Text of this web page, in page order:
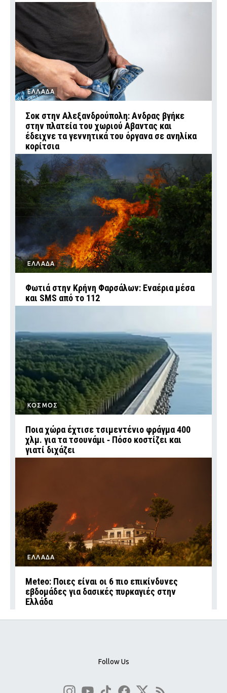
ΕΛΛΑΔΑ
Σοκ στην Αλεξανδρούπολη: Ανδρας βγήκε
στην πλατεία του χωριού Αβαντας και
έδειχνε τα γεννητικά του όργανα σε ανηλίκα
κορίτσια
ΕΛΛΑΔΑ
Φωτιά στην Κρήνη Φαρσάλων: Εναέρια μέσα
και SMS από το 112
ΚΟΣΜΟΣ
Ποια χώρα έχτισε τσιμεντένιο φράγμα 400
χλμ. για τα τσουνάμι ‑ Πόσο κοστίζει και
γιατί διχάζει
ΕΛΛΑΔΑ
Meteo: Ποιες είναι οι 6 πιο επικίνδυνες
εβδομάδες για δασικές πυρκαγιές στην
Ελλάδα
Follow Us